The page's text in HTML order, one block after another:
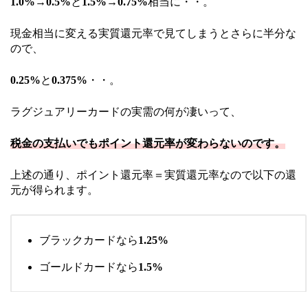
現金相当に変える実質還元率で見てしまうとさらに半分な
ので、
0.25%と0.375% ・・。
ラグジュアリーカードの実需の何が凄いって、
税金の支払いでもポイント還元率が変わらないのです。
上述の通り、ポイント還元率＝実質還元率なので以下の還
元が得られます。
ブラックカードなら1.25%
ゴールドカードなら1.5%